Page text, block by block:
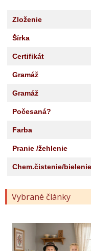
Zloženie
Šírka
Certifikát
Gramáž
Gramáž
Počesaná?
Farba
Pranie /žehlenie
Chem.čistenie/
Vybrané články